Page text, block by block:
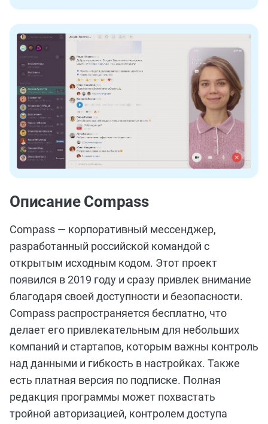
Описание Compass
Compass — корпоративный мессенджер,
разработанный российской командой с
открытым исходным кодом. Этот проект
появился в 2019 году и сразу привлек внимание
благодаря своей доступности и безопасности.
Compass распространяется бесплатно, что
делает его привлекательным для небольших
компаний и стартапов, которым важны контроль
над данными и гибкость в настройках. Также
есть платная версия по подписке. Полная
редакция программы может похвастать
тройной авторизацией, контролем доступа